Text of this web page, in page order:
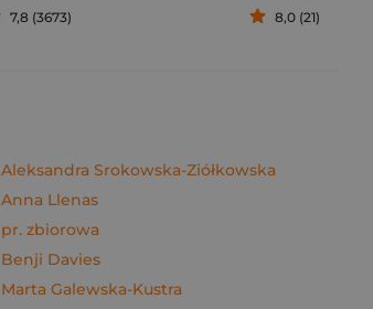
7,8 (3673) 8,0 (21)
Aleksandra Srokowska-Ziółkowska
Anna Llenas
pr. zbiorowa
Benji Davies
Marta Galewska-Kustra